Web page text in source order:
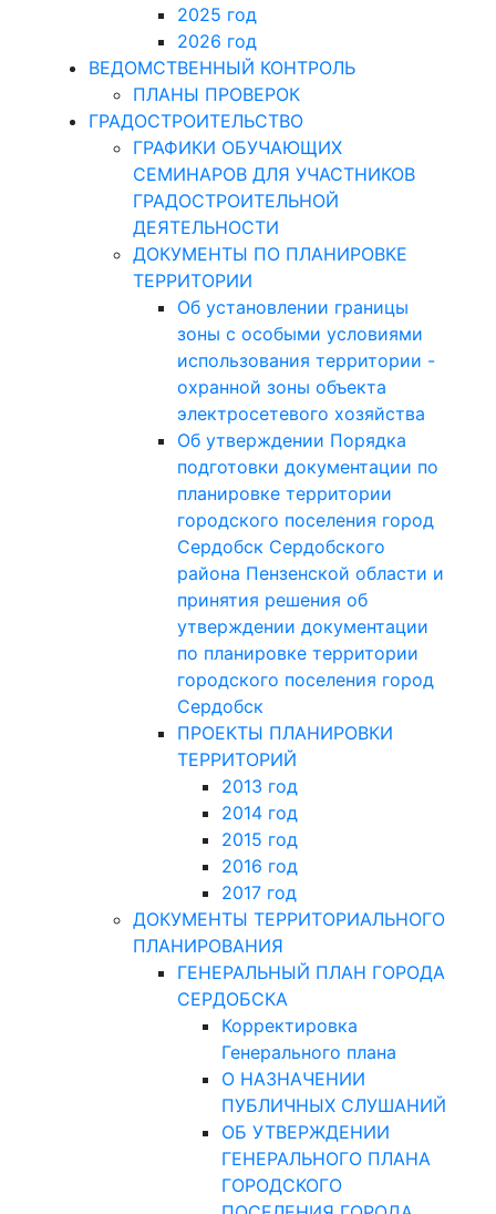
2025 год
2026 год
ВЕДОМСТВЕННЫЙ КОНТРОЛЬ
ПЛАНЫ ПРОВЕРОК
ГРАДОСТРОИТЕЛЬСТВО
ГРАФИКИ ОБУЧАЮЩИХ
СЕМИНАРОВ ДЛЯ УЧАСТНИКОВ
ГРАДОСТРОИТЕЛЬНОЙ
ДЕЯТЕЛЬНОСТИ
ДОКУМЕНТЫ ПО ПЛАНИРОВКЕ
ТЕРРИТОРИИ
Об установлении границы
зоны с особыми условиями
использования территории -
охранной зоны объекта
электросетевого хозяйства
Об утверждении Порядка
подготовки документации по
планировке территории
городского поселения город
Сердобск Сердобского
района Пензенской области и
принятия решения об
утверждении документации
по планировке территории
городского поселения город
Сердобск
ПРОЕКТЫ ПЛАНИРОВКИ
ТЕРРИТОРИЙ
2013 год
2014 год
2015 год
2016 год
2017 год
ДОКУМЕНТЫ ТЕРРИТОРИАЛЬНОГО
ПЛАНИРОВАНИЯ
ГЕНЕРАЛЬНЫЙ ПЛАН ГОРОДА
СЕРДОБСКА
Корректировка
Генерального плана
О НАЗНАЧЕНИИ
ПУБЛИЧНЫХ СЛУШАНИЙ
ОБ УТВЕРЖДЕНИИ
ГЕНЕРАЛЬНОГО ПЛАНА
ГОРОДСКОГО